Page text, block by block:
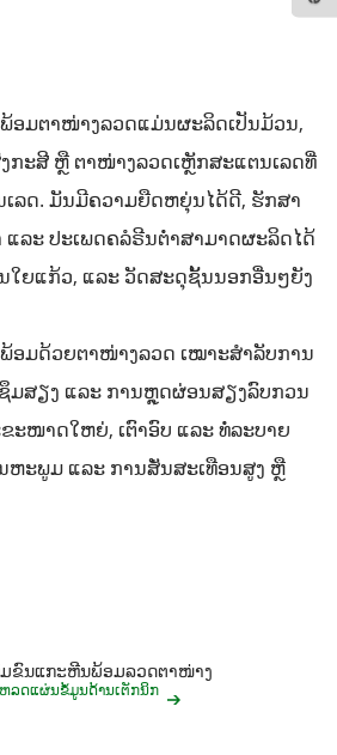
ອມຕາໜ່າງລວດແມ່ນຜະລິດເປັນມ້ວນ,
ກະສີ ຫຼື ຕາໜ່າງລວດເຫຼັກສະແຕນເລດທີ່
ລດ. ມັນມີຄວາມຍືດຫຍຸ່ນໄດ້ດີ, ຮັກສາ
ລະ ປະເພດຄລໍຣີນຕ່ຳສາມາດຜະລິດໄດ້
ໃຍແກ້ວ, ແລະ ວັດສະດຸຊັ້ນນອກອື່ນໆຍັງ
ອມດ້ວຍຕາໜ່າງລວດ ເໝາະສຳລັບການ
ສຽງ ແລະ ການຫຼຸດຜ່ອນສຽງລົບກວນ
ະໜາດໃຫຍ່, ເຕົາອົບ ແລະ ທໍ່ລະບາຍ
ຫະພູມ ແລະ ການສັ່ນສະເທືອນສູງ ຫຼື
ຂົນແກະຫີນພ້ອມລວດຕາໜ່າງ
ລດແຜ່ນຂໍ້ມູນດ້ານເຕັກນິກ